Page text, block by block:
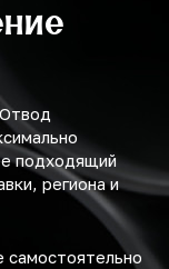
подходящий
региона и